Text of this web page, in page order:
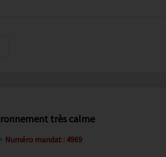
très calme
Numéro mandat : 4969